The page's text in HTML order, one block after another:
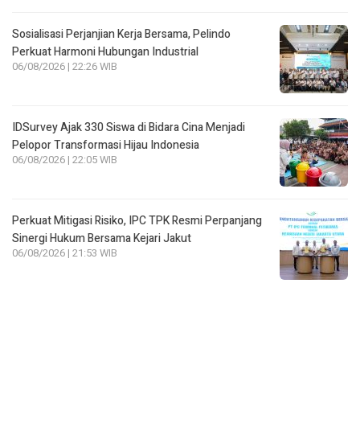
Sosialisasi Perjanjian Kerja Bersama, Pelindo
Perkuat Harmoni Hubungan Industrial
06/08/2026 | 22:26 WIB
IDSurvey Ajak 330 Siswa di Bidara Cina Menjadi
Pelopor Transformasi Hijau Indonesia
06/08/2026 | 22:05 WIB
Perkuat Mitigasi Risiko, IPC TPK Resmi Perpanjang
Sinergi Hukum Bersama Kejari Jakut
06/08/2026 | 21:53 WIB